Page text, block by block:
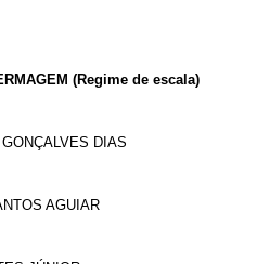
(Regime de escala)
DIAS
AGUIAR